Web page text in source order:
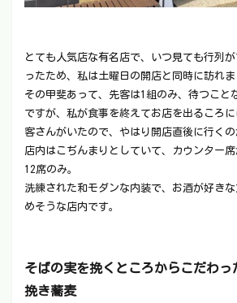
とても人気店な有名店で、いつ見ても行列
ったため、私は土曜日の開店と同時に訪れま
その甲斐あって、先客は1組のみ、待つこと
ですが、私が食事を終えてお店を出るころ
客さんがいたので、やはり開店直後に行くの
店内はこぢんまりとしていて、カウンター
12席のみ。
洗練された和モダンな内装で、お酒が好き
めそうな店内です。
そばの実を挽くところからこだわっ
挽き蕎麦